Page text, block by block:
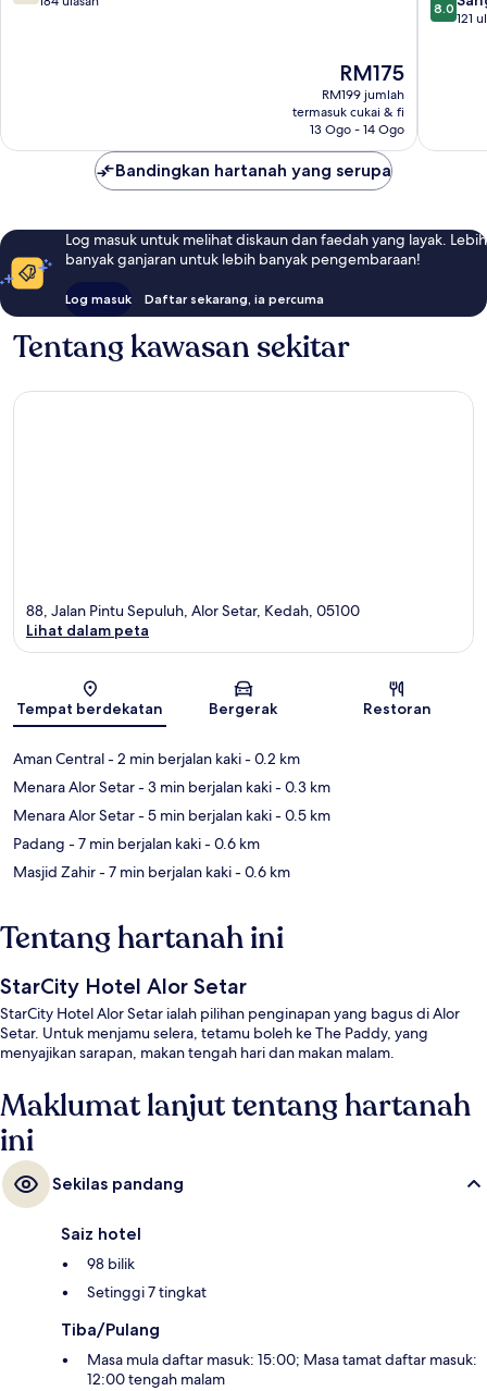
Harga
ialah
RM175
RM175
RM199 jumlah
termasuk cukai & fi
13 Ogo - 14 Ogo
8.0
121
Bandingkan hartanah yang serupa
Log masuk untuk melihat diskaun dan faedah yang layak. Lebih
banyak ganjaran untuk lebih banyak pengembaraan!
Log masuk Daftar sekarang, ia percuma
Tentang kawasan sekitar
Peta
88, Jalan Pintu Sepuluh, Alor Setar, Kedah, 05100
Lihat dalam peta
Tempat berdekatan Bergerak Restoran
Aman Central- 2 min berjalan kaki- 0.2 km
Menara Alor Setar- 3 min berjalan kaki- 0.3 km
Menara Alor Setar- 5 min berjalan kaki- 0.5 km
Padang - 7 min berjalan kaki- 0.6 km
Masjid Zahir- 7 min berjalan kaki- 0.6 km
Tentang hartanah ini
StarCity Hotel Alor Setar
StarCity Hotel Alor Setar ialah pilihan penginapan yang bagus di Alor
Setar. Untuk menjamu selera, tetamu boleh ke The Paddy, yang
menyajikan sarapan, makan tengah hari dan makan malam.
Maklumat lanjut tentang hartanah
ini
Sekilas pandang
Saiz hotel
98 bilik
Setinggi 7 tingkat
Tiba/Pulang
Masa mula daftar masuk: 15:00; Masa tamat daftar masuk:
12:00 tengah malam